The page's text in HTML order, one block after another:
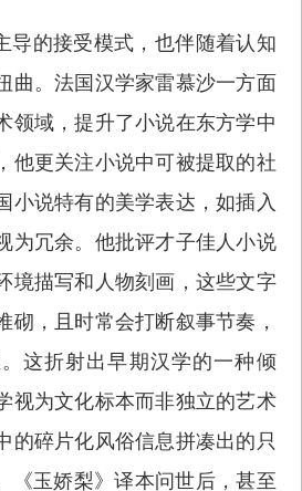
导的接受模式，也伴随着认知
曲。法国汉学家雷慕沙一方面
领域，提升了小说在东方学中
他更关注小说中可被提取的社
小说特有的美学表达，如插入
为冗余。他批评才子佳人小说
境描写和人物刻画，这些文字
砌，且时常会打断叙事节奏，
这折射出早期汉学的一种倾
视为文化标本而非独立的艺术
的碎片化风俗信息拼凑出的只
《玉娇梨》译本问世后，甚至